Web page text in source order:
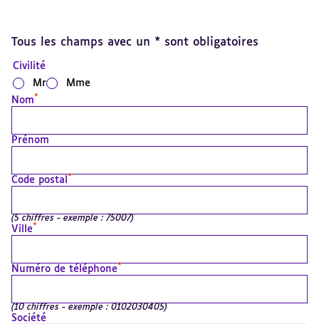
Tous les champs avec un * sont obligatoires
Civilité
Mr
Mme
Nom *
Prénom
Code postal *
(5 chiffres - exemple : 75007)
Ville *
Numéro de téléphone *
(10 chiffres - exemple : 0102030405)
Société